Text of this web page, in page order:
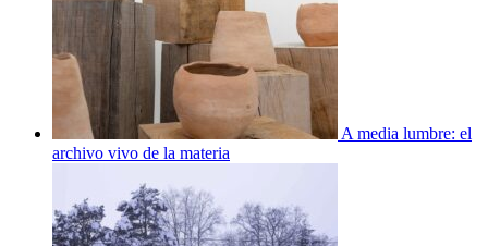
A media lumbre: el
archivo vivo de la materia